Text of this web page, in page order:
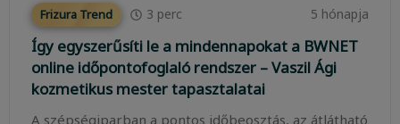
Frizura Trend 3 perc 5 hónapja
Így egyszerűsíti le a mindennapokat a BWNET
online időpontofoglaló rendszer – Vaszil Ági
kozmetikus mester tapasztalatai
A szépségiparban a pontos időbeosztás, az átlátható